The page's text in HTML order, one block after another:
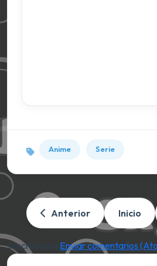
Anime Serie
Anterior Inicio
Suscribirse a:Enviar comentarios